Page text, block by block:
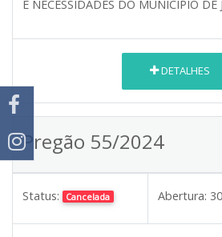
E NECESSIDADES DO MUNICÍPIO DE
DETALHES
Pregão 55/2024
Status: Cancelada Abertura: